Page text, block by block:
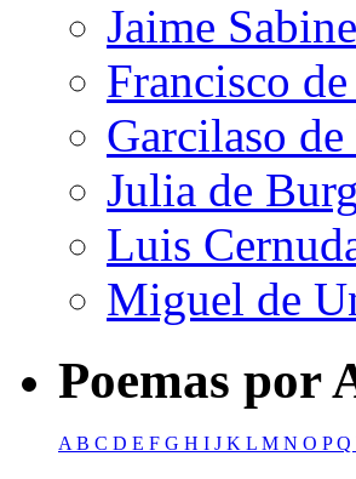
Jaime
Francisco
Garcilaso de
Julia de
Luis
Miguel de
Poemas por
AB C D E F G H I J K L M N O PQ